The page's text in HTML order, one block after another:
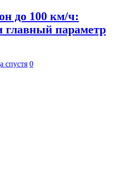
до 100 км/ч:
главный параметр
спустя 0